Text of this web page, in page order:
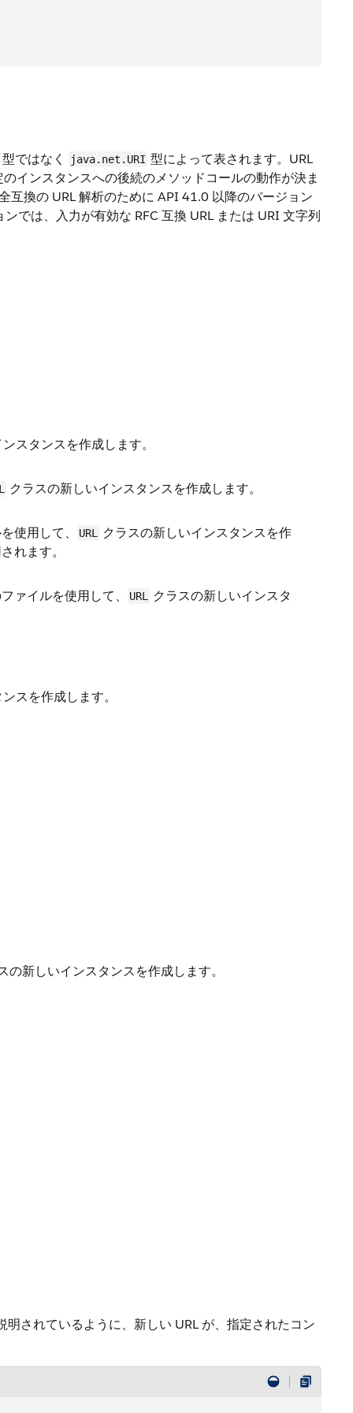
型ではなく java.net.URI 型によって表されます。URL
インスタンスへの後続のメソッドコールの動作が決ま
互換の URL 解析のために API 41.0 以降のバージョン
では、入力が有効な RFC 互換 URL または URI 文字列
スタンスを作成します。
クラスの新しいインスタンスを作成します。
使用して、
URL
クラスの新しいインスタンスを作
れます。
ァイルを使用して、
URL
クラスの新しいインスタ
スを作成します。
の新しいインスタンスを作成します。
されているように、新しい URL が、指定されたコン